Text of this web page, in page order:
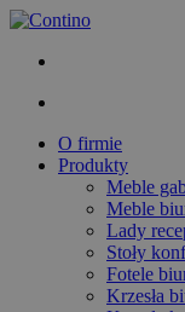
O firmie
Produkty
Meble
Meble
Lady
Stoły
Fotele
Krzesła